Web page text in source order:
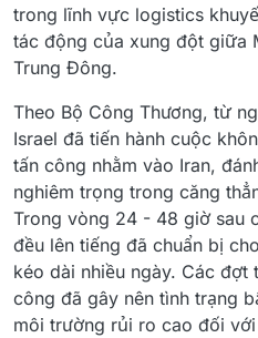
trong lĩnh vực logistics
tác động của xung đột giữa
Trung Đông.
Theo Bộ Công Thương, từ
Israel đã tiến hành cuộc
tấn công nhằm vào Iran,
nghiêm trọng trong căng
Trong vòng 24 - 48 giờ sau
đều lên tiếng đã chuẩn bị
kéo dài nhiều ngày. Các đợt
công đã gây nên tình trạng
môi trường rủi ro cao đối